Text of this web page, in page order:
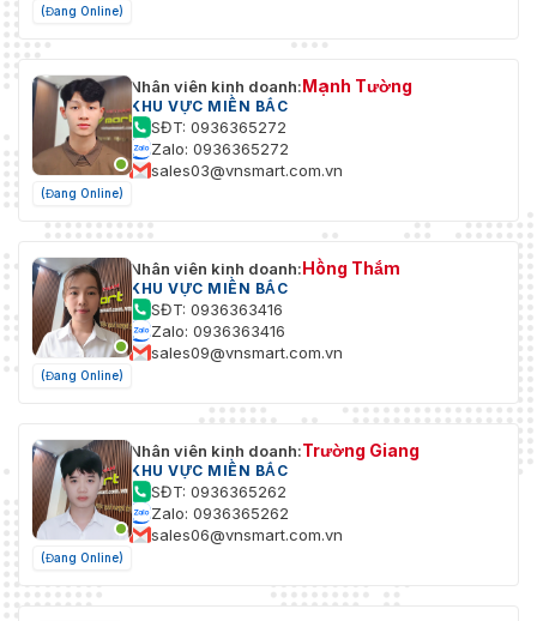
(Đang Online)
(Đang Online)
Nhân viên kinh doanh:Mạnh Tường
KHU VỰC MIỀN BẮC
SĐT: 0936365272
Zalo: 0936365272
sales03@vnsmart.com.vn
(Đang Online)
Nhân viên kinh doanh:Hồng Thắm
KHU VỰC MIỀN BẮC
SĐT: 0936363416
Zalo: 0936363416
sales09@vnsmart.com.vn
(Đang Online)
Nhân viên kinh doanh:Trường Giang
KHU VỰC MIỀN BẮC
SĐT: 0936365262
Zalo: 0936365262
sales06@vnsmart.com.vn